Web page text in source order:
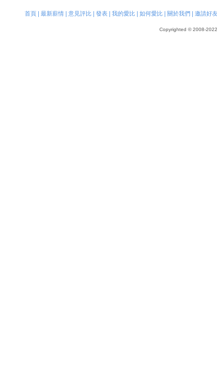
首頁| 最新薪情| 意見評比| 發表| 我的愛比| 如何愛比| 關於我們 邀請好
Copyrighted © 2008-